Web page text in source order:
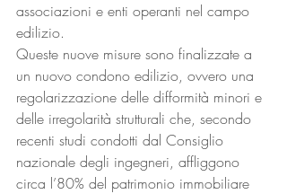
associazioni e enti operanti nel campo
edilizio.
Queste nuove misure sono finalizzate a
un nuovo condono edilizio, ovvero una
regolarizzazione delle difformità minori e
delle irregolarità strutturali che, secondo
recenti studi condotti dal Consiglio
nazionale degli ingegneri, affliggono
circa l’80% del patrimonio immobiliare